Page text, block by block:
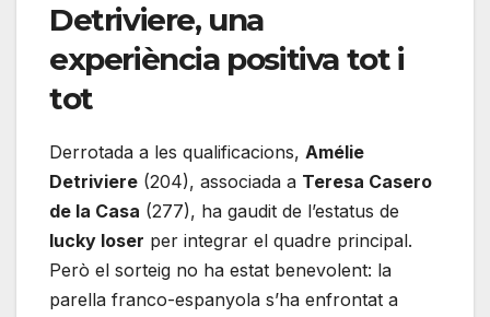
Detriviere, una
experiència positiva tot i
tot
Derrotada a les qualificacions, Amélie
Detriviere (204), associada a Teresa Casero
de la Casa (277), ha gaudit de l’estatus de
lucky loser per integrar el quadre principal.
Però el sorteig no ha estat benevolent: la
parella franco-espanyola s’ha enfrontat a